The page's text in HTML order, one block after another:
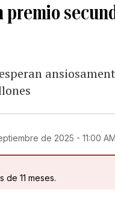
premio
de 2025 - 11:00 AM
de 11 meses.